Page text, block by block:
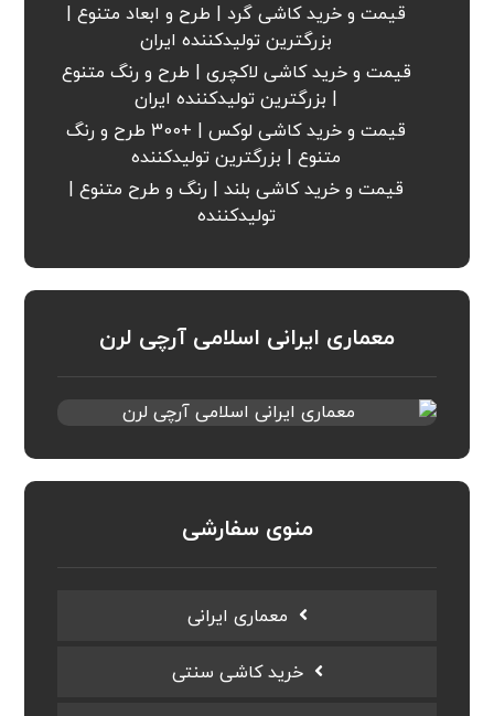
قیمت و خرید کاشی گرد | طرح و ابعاد متنوع |
بزرگترین تولیدکننده ایران
قیمت و خرید کاشی لاکچری | طرح و رنگ متنوع
| بزرگترین تولیدکننده ایران
قیمت و خرید کاشی لوکس | +300 طرح و رنگ
متنوع | بزرگترین تولیدکننده
قیمت و خرید کاشی بلند | رنگ و طرح متنوع |
تولیدکننده
معماری ایرانی اسلامی آرچی لرن
منوی سفارشی
معماری ایرانی
خرید کاشی سنتی